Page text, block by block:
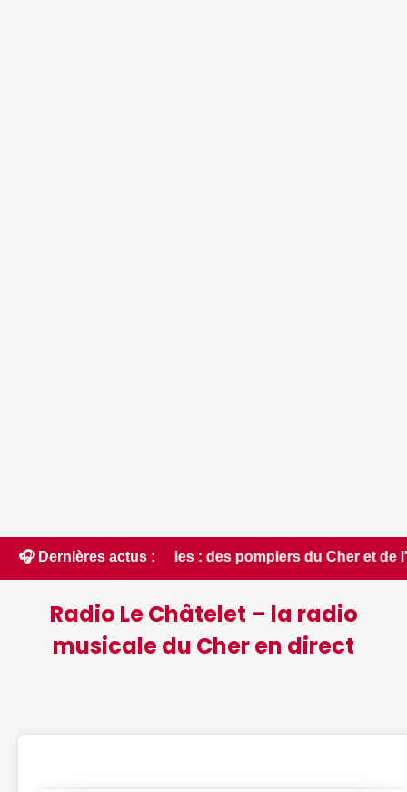
🎧 Dernières actus :
: des pompiers du Cher et de l'Indre partent
Radio Le Châtelet – la radio
musicale du Cher en direct